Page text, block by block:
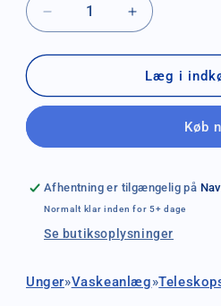
Reducer
antallet
for
nLite
Kit
Øg
antallet
for
Unger
nLite
Kit
Læg i
Køb
Afhentning er tilgængelig på
Normalt klar inden for 5+ dage
Se butiksoplysninger
Unger»Vaskeanlæg»